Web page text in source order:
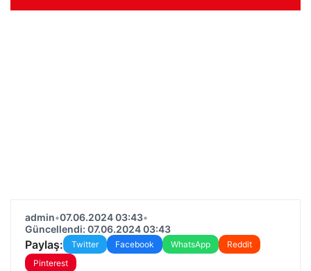
admin•07.06.2024 03:43•
Güncellendi: 07.06.2024 03:43
Paylaş: Twitter Facebook WhatsApp
Reddit
Pinterest